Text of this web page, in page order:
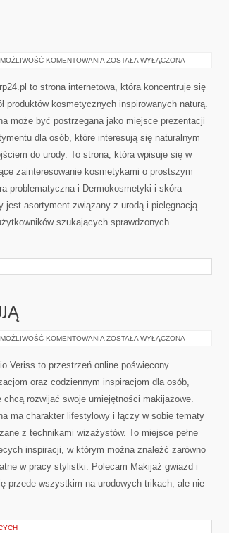
MOŻLIWOŚĆ KOMENTOWANIA EKO-
ZOSTAŁA WYŁĄCZONA
to strona internetowa, która koncentruje się
produktów kosmetycznych inspirowanych naturą.
może być postrzegana jako miejsce prezentacji
dla osób, które interesują się naturalnym
do urody. To strona, która wpisuje się w
zainteresowanie kosmetykami o prostszym
problematyczna i Dermokosmetyki i skóra
jest asortyment związany z urodą i pielęgnacją.
szukających sprawdzonych
MOŻLIWOŚĆ KOMENTOWANIA CZYTELNICY
ZOSTAŁA WYŁĄCZONA
Veriss to przestrzeń online poświęcony
oraz codziennym inspiracjom dla osób,
chcą rozwijać swoje umiejętności makijażowe.
ma charakter lifestylowy i łączy w sobie tematy
z technikami wizażystów. To miejsce pełne
inspiracji, w którym można znaleźć zarówno
w pracy stylistki. Polecam Makijaż gwiazd i
przede wszystkim na urodowych trikach, ale nie